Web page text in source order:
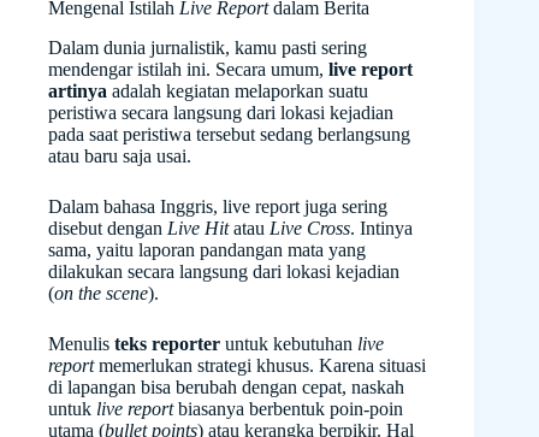
Mengenal Istilah Live Reportdalam Berita
Dalam dunia jurnalistik, kamu pasti sering
mendengar istilah ini. Secara umum, live report
artinya adalah kegiatan melaporkan suatu
peristiwa secara langsung dari lokasi kejadian
pada saat peristiwa tersebut sedang berlangsung
atau baru saja usai.
Dalam bahasa Inggris, live report juga sering
disebut dengan Live Hitatau Live Cross. Intinya
sama, yaitu laporan pandangan mata yang
dilakukan secara langsung dari lokasi kejadian
(on the scene).
Menulis teks reporter untuk kebutuhan live
reportmemerlukan strategi khusus. Karena situasi
di lapangan bisa berubah dengan cepat, naskah
untuk live reportbiasanya berbentuk poin-poin
utama (bullet points) atau kerangka berpikir. Hal